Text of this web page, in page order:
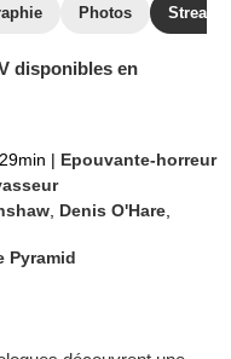
Photos
disponibles en
| Epouvante-horreur
Denis O'Hare
Pyramid